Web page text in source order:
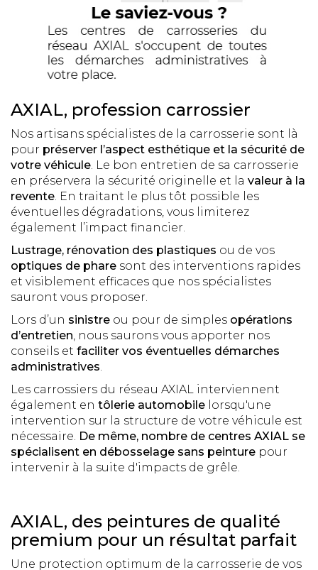
AXIAL, profession carrossier
Nos artisans spécialistes de la carrosserie sont là
pour préserver l’aspect esthétique et la sécurité de
votre véhicule . Le bon entretien de sa carrosserie
en préservera la sécurité originelle et la valeur à la
revente . En traitant le plus tôt possible les
éventuelles dégradations, vous limiterez
également l’impact financier.
Lustrage, rénovation des plastiques ou de vos
optiques de phare sont des interventions rapides
et visiblement efficaces que nos spécialistes
sauront vous proposer.
Lors d’un sinistre ou pour de simples opérations
d’entretien , nous saurons vous apporter nos
conseils et faciliter vos éventuelles démarches
administratives
Les carrossiers du réseau AXIAL interviennent
également en tôlerie automobile lorsqu'une
intervention sur la structure de votre véhicule est
nécessaire. De même, nombre de centres AXIAL se
spécialisent en débosselage sans peinture pour
intervenir à la suite d'impacts de grêle.
AXIAL, des peintures de qualité
premium pour un résultat parfait
Une protection optimum de la carrosserie de vos